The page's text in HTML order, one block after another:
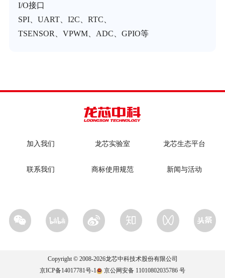
I/O接口
SPI、UART、I2C、RTC、
TSENSOR、VPWM、ADC、GPIO等
加入我们 龙芯实验室 龙芯生态平台
联系我们 商标使用规范 新闻与活动
Copyright © 2008-2026龙芯中科技术股份有限公司
京ICP备14017781号-1
京公网安备 11010802035786 号